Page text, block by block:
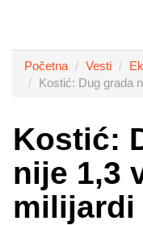
Početna Vesti
Kostić: Dug grada
Kostić:
nije 1,3
milijardi